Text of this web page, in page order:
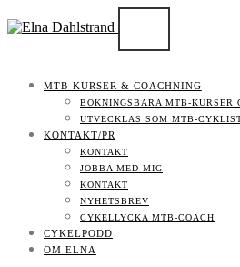
MTB-KURSER & COACHNING
BOKNINGSBARA MTB-KURSER
UTVECKLAS SOM MTB-
KONTAKT/PR
KONTAKT
JOBBA MED MIG
KONTAKT
NYHETSBREV
CYKELLYCKA MTB-COACH
CYKELPODD
OM ELNA